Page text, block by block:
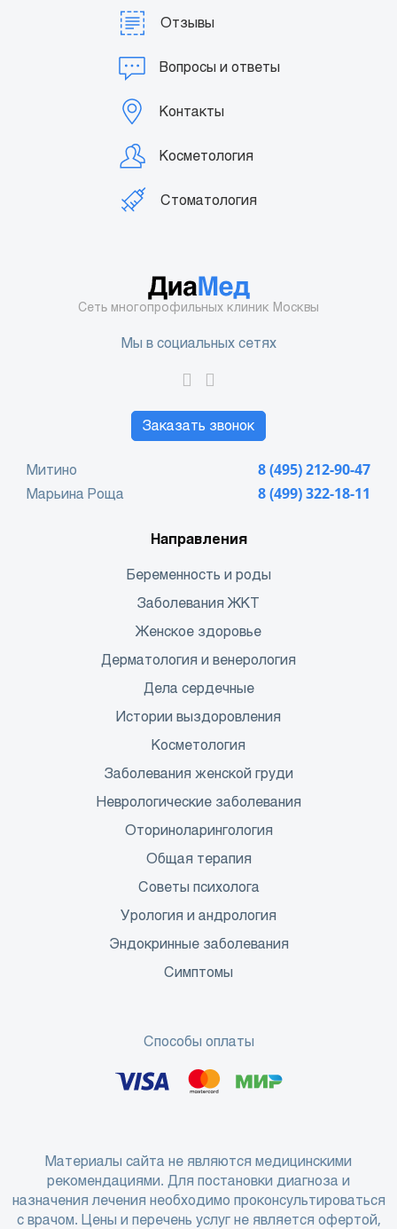
Отзывы
Вопросы и ответы
Контакты
Косметология
Стоматология
Сеть многопрофильных клиник Москвы
Мы в социальных сетях
Заказать звонок
8 (495) 212-90-47
Митино
8 (499) 322-18-11
Марьина Роща
Направления
Беременность и роды
Заболевания ЖКТ
Женское здоровье
Дерматология и венерология
Дела сердечные
Истории выздоровления
Косметология
Заболевания женской груди
Неврологические заболевания
Оториноларингология
Общая терапия
Советы психолога
Урология и андрология
Эндокринные заболевания
Симптомы
Способы оплаты
Материалы сайта не являются медицинскими
рекомендациями. Для постановки диагноза и
назначения лечения необходимо проконсультироваться
с врачом. Цены и перечень услуг не является офертой,